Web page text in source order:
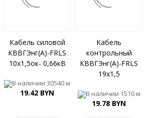
Кабель силовой
КВВГЭнг(А)-FRLS
10x1,5ок- 0,66кВ
В наличии30540 м
19.42 BYN
Кабель
контрольный
КВВГЭнг(A)-FRLS
19x1,5
В наличии 1510 м
19.78 BYN